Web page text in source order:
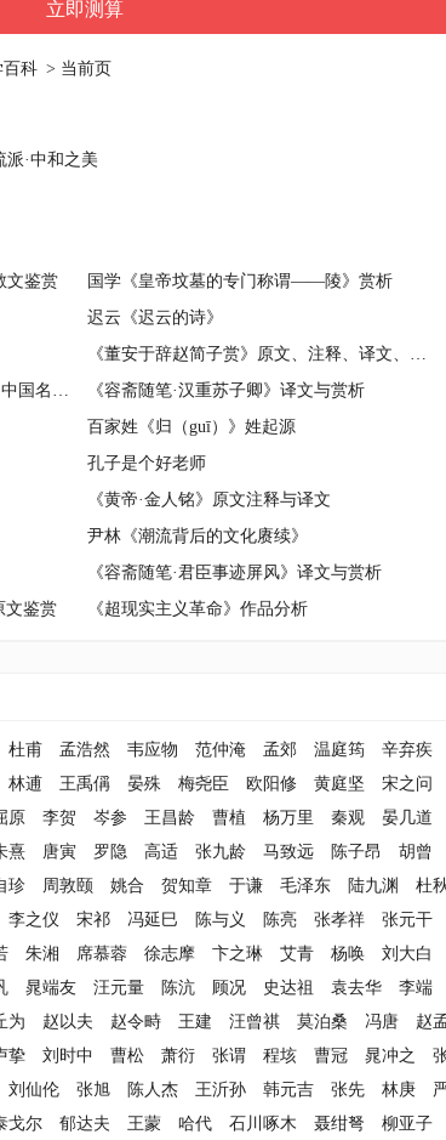
百科 > 当前页
派·中和之美
文鉴赏
国学《皇帝坟墓的专门称谓——陵》赏析
迟云《迟云的诗》
《董安于辞赵简子赏》原文、注释、译文、赏析
金其《全上古三代秦汉三国六朝文》中国名著简介
《容斋随笔·汉重苏子卿》译文与赏析
百家姓《归（guī）》姓起源
孔子是个好老师
《黄帝·金人铭》原文注释与译文
尹林《潮流背后的文化赓续》
《容斋随笔·君臣事迹屏风》译文与赏析
文鉴赏
《超现实主义革命》作品分析
杜甫 孟浩然 韦应物 范仲淹 孟郊 温庭筠 辛弃疾
林逋 王禹偁 晏殊 梅尧臣 欧阳修 黄庭坚 宋之问
原 李贺 岑参 王昌龄 曹植 杨万里 秦观 晏几道
熹 唐寅 罗隐 高适 张九龄 马致远 陈子昂 胡曾
珍 周敦颐 姚合 贺知章 于谦 毛泽东 陆九渊 杜
李之仪 宋祁 冯延巳 陈与义 陈亮 张孝祥 张元干
朱湘 席慕蓉 徐志摩 卞之琳 艾青 杨唤 刘大白
晁端友 汪元量 陈沆 顾况 史达祖 袁去华 李端
为 赵以夫 赵令畤 王建 汪曾祺 莫泊桑 冯唐 赵
挚 刘时中 曹松 萧衍 张谓 程垓 曹冠 晁冲之
刘仙伦 张旭 陈人杰 王沂孙 韩元吉 张先 林庚
戈尔 郁达夫 王蒙 哈代 石川啄木 聂绀弩 柳亚子